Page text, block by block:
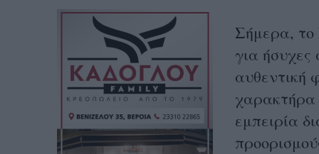
Σήμερα, το
για ήσυχες
αυθεντική
χαρακτήρα
εμπειρία